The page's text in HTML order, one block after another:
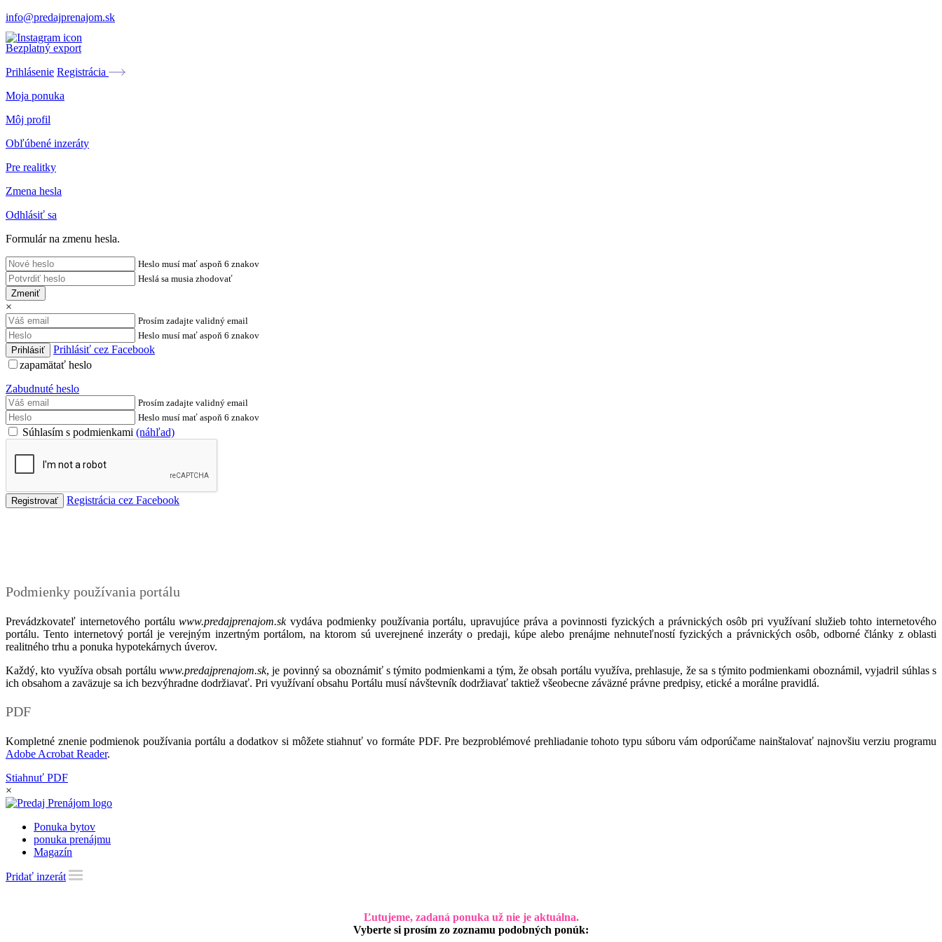
info@predajprenajom.sk
Bezplatný export
Prihlásenie Registrácia
Moja ponuka
Môj profil
Obľúbené inzeráty
Pre realitky
Zmena hesla
Odhlásiť sa
Formulár na zmenu hesla.
Heslo musí mať aspoň 6 znakov
Heslá sa musia zhodovať
Zmeniť
×
Prosím zadajte validný email
Heslo musí mať aspoň 6 znakov
Prihlásiť cez Facebook
zapamätať heslo
Zabudnuté heslo
Prosím zadajte validný email
Heslo musí mať aspoň 6 znakov
Súhlasím s podmienkami (náhľad)
Registrácia cez Facebook
Podmienky používania portálu
Prevádzkovateľ internetového portáluwww.predajprenajom.skvydáva podmienky používania portálu, upravujúce práva a povinnosti fyzických a právnických osôb pri využívaní služieb tohto internetového
portálu. Tento internetový portál je verejným inzertným portálom, na ktorom sú uverejnené inzeráty o predaji, kúpe alebo prenájme nehnuteľností fyzických a právnických osôb, odborné články z oblasti
realitného trhu a ponuka hypotekárnych úverov.
Každý, kto využíva obsah portálu www.predajprenajom.sk, je povinný sa oboznámiť s týmito podmienkami a tým, že obsah portálu využíva, prehlasuje, že sa s týmito podmienkami oboznámil, vyjadril súhlas s
ich obsahom a zaväzuje sa ich bezvýhradne dodržiavať. Pri využívaní obsahu Portálu musí návštevník dodržiavať taktiež všeobecne záväzné právne predpisy, etické a morálne pravidlá.
PDF
Kompletné znenie podmienok používania portálu a dodatkov si môžete stiahnuť vo formáte PDF. Pre bezproblémové prehliadanie tohoto typu súboru vám odporúčame nainštalovať najnovšiu verziu programu
Adobe Acrobat Reader.
Stiahnuť PDF
×
Ponuka bytov
ponuka prenájmu
Magazín
Pridať inzerát
Ľutujeme, zadaná ponuka už nie je aktuálna.
Vyberte si prosím zo zoznamu podobných ponúk: